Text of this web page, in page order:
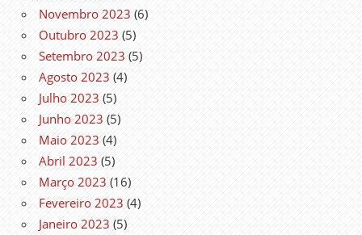
Novembro 2023 (6)
Outubro 2023 (5)
Setembro 2023 (5)
Agosto 2023 (4)
Julho 2023 (5)
Junho 2023 (5)
Maio 2023 (4)
Abril 2023 (5)
Março 2023 (16)
Fevereiro 2023 (4)
Janeiro 2023 (5)